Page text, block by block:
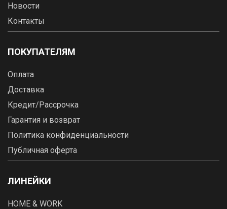
Новости
Контакты
ПОКУПАТЕЛЯМ
Оплата
Доставка
Кредит/Рассрочка
Гарантия и возврат
Политика конфиденциальности
Публичная оферта
ЛИНЕЙКИ
HOME & WORK